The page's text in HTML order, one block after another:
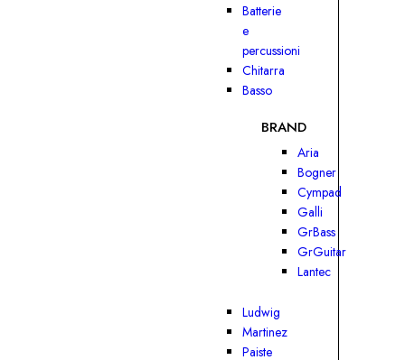
Batterie
e
percussioni
Chitarra
Basso
BRAND
Aria
Bogner
Cympad
Galli
GrBass
GrGuitar
Lantec
Ludwig
Martinez
Paiste